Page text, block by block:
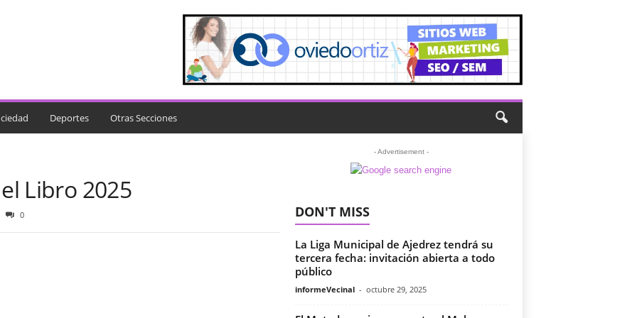
Deportes Otras Secciones
Libro 2025
0
- Advertisement -
DON'T MISS
La Liga Municipal de Ajedrez tendrá su
tercera fecha: invitación abierta a todo
público
informeVecinal - octubre 29, 2025